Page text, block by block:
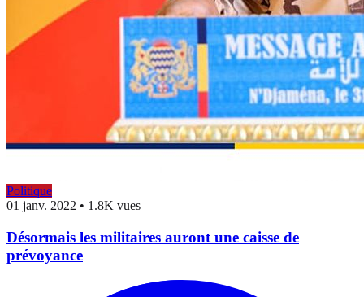
Politique
01 janv. 2022 • 1.8K vues
Désormais les militaires auront une caisse de
prévoyance